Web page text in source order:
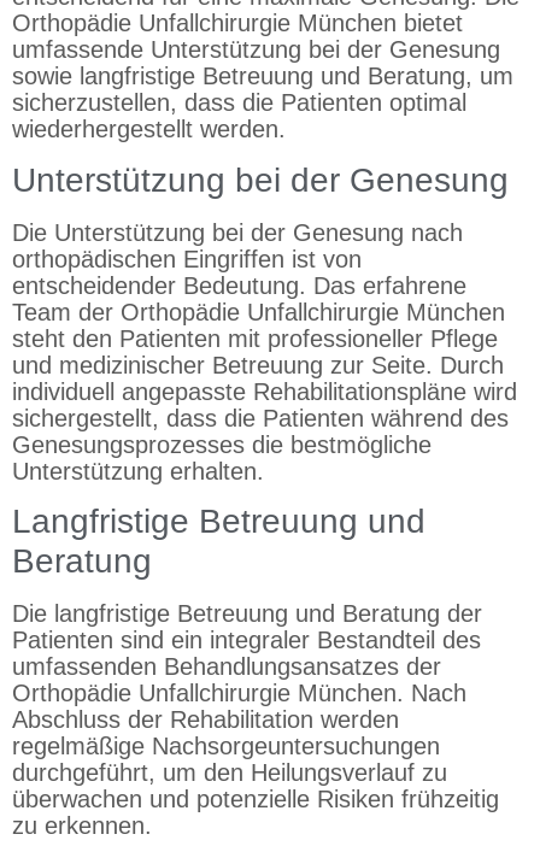
Orthopädie Unfallchirurgie München bietet
umfassende Unterstützung bei der Genesung
sowie langfristige Betreuung und Beratung, um
sicherzustellen, dass die Patienten optimal
wiederhergestellt werden.
Unterstützung bei der Genesung
Die Unterstützung bei der Genesung nach
orthopädischen Eingriffen ist von
entscheidender Bedeutung. Das erfahrene
Team der Orthopädie Unfallchirurgie München
steht den Patienten mit professioneller Pflege
und medizinischer Betreuung zur Seite. Durch
individuell angepasste Rehabilitationspläne wird
sichergestellt, dass die Patienten während des
Genesungsprozesses die bestmögliche
Unterstützung erhalten.
Langfristige Betreuung und
Beratung
Die langfristige Betreuung und Beratung der
Patienten sind ein integraler Bestandteil des
umfassenden Behandlungsansatzes der
Orthopädie Unfallchirurgie München. Nach
Abschluss der Rehabilitation werden
regelmäßige Nachsorgeuntersuchungen
durchgeführt, um den Heilungsverlauf zu
überwachen und potenzielle Risiken frühzeitig
zu erkennen.